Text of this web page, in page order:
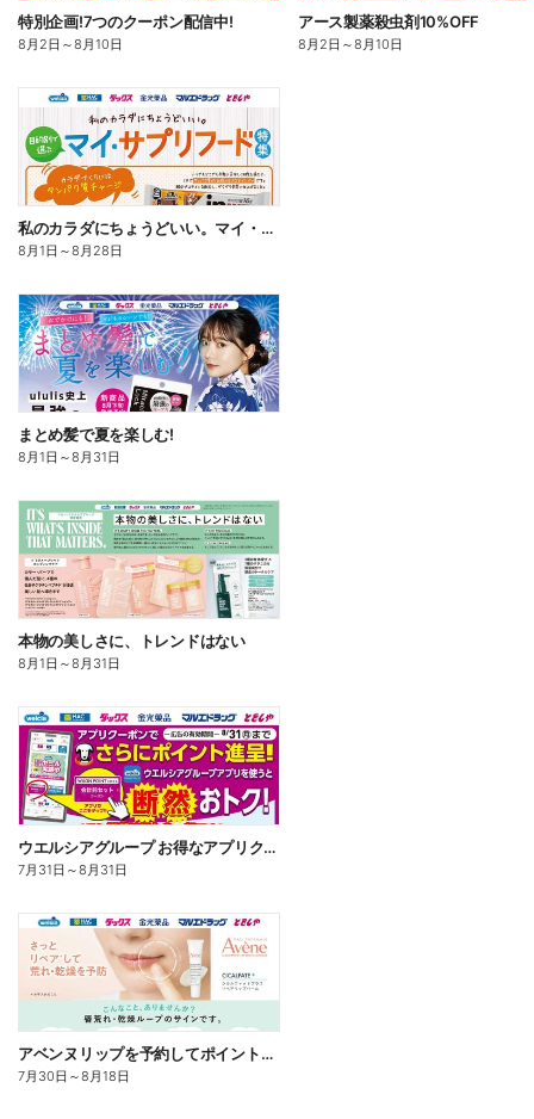
特別企画!7つのクーポン配信中!
8月2日 ～8月10日
アース製薬殺虫剤10%OFF
8月2日 ～8月10日
私のカラダにちょうどいい。マイ・サプリフード
8月1日 ～8月28日
まとめ髪で夏を楽しむ!
8月1日 ～8月31日
本物の美しさに、トレンドはない
8月1日 ～8月31日
ウエルシアグループ お得なアプリクーポン
7月31日 ～8月31日
アベンヌリップを予約してポイントゲット!
7月30日 ～8月18日